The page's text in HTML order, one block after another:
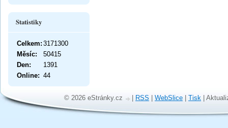
Statistiky
Online: 44
Celkem: 3171300
Měsíc:
50415
Den:
1391
© 2026 eStránky.cz | RSS | WebSlice | Tisk |